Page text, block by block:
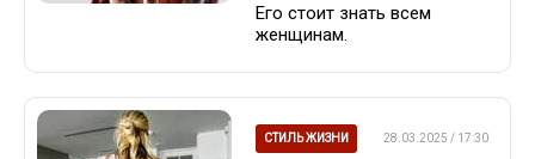
Его стоит знать всем
женщинам.
СТИЛЬ ЖИЗНИ 28.03.2025 / 17:30